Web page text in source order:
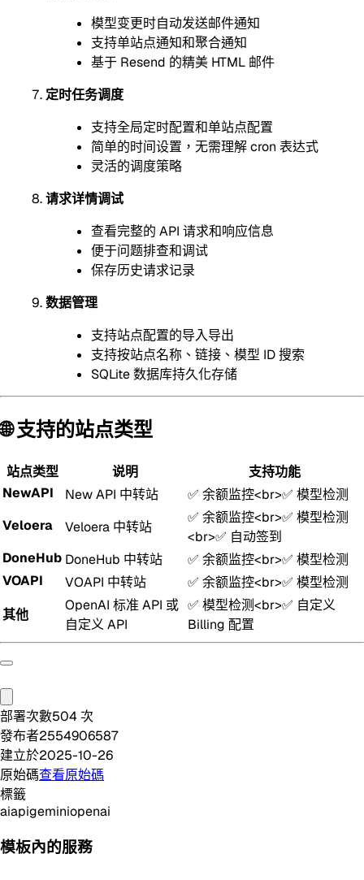
模型变更时自动发送邮件通知
支持单站点通知和聚合通知
基于 Resend 的精美 HTML 邮件
定时任务调度
支持全局定时配置和单站点配置
简单的时间设置，无需理解 cron 表达式
灵活的调度策略
请求详情调试
查看完整的 API 请求和响应信息
便于问题排查和调试
保存历史请求记录
数据管理
支持站点配置的导入导出
支持按站点名称、链接、模型 ID 搜索
SQLite 数据库持久化存储
🌐 支持的站点类型
站点类型 说明
支持功能
NewAPI
New API 中转站 ✅ 余额监控<br>✅ 模型检测
Veloera
Veloera 中转站
✅ 余额监控<br>✅ 模型检测
<br>✅ 自动签到
DoneHub DoneHub 中转站 ✅ 余额监控<br>✅ 模型检测
VOAPI
VOAPI 中转站 ✅ 余额监控<br>✅ 模型检测
其他
OpenAI 标准 API 或
自定义 API
✅ 模型检测<br>✅ 自定义
Billing 配置
部署次數504 次
發布者2554906587
建立於2025-10-26
原始碼查看原始碼
標籤
aiapigeminiopenai
模板內的服務